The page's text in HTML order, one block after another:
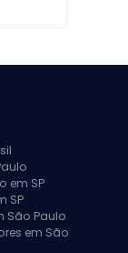
em SP
SP
São Paulo
em São